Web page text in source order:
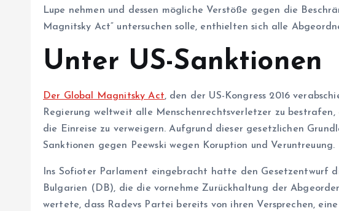
Lupe nehmen und dessen mögliche Verstöße gegen die
Magnitsky Act“ untersuchen solle, enthielten sich alle
Unter US-Sanktionen
Der Global Magnitsky Act, den der US-Kongress 2016
Regierung weltweit alle Menschenrechtsverletzer zu
die Einreise zu verweigern. Aufgrund dieser gesetzlichen
Sanktionen gegen Peewski wegen Koruption und Veruntreuung.
Ins Sofioter Parlament eingebracht hatte den Gesetzentwurf
Bulgarien (DB), die die vornehme Zurückhaltung der
wertete, dass Radevs Partei bereits von ihren Versprechen,